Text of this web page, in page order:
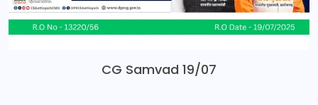
CG Samvad 19/07